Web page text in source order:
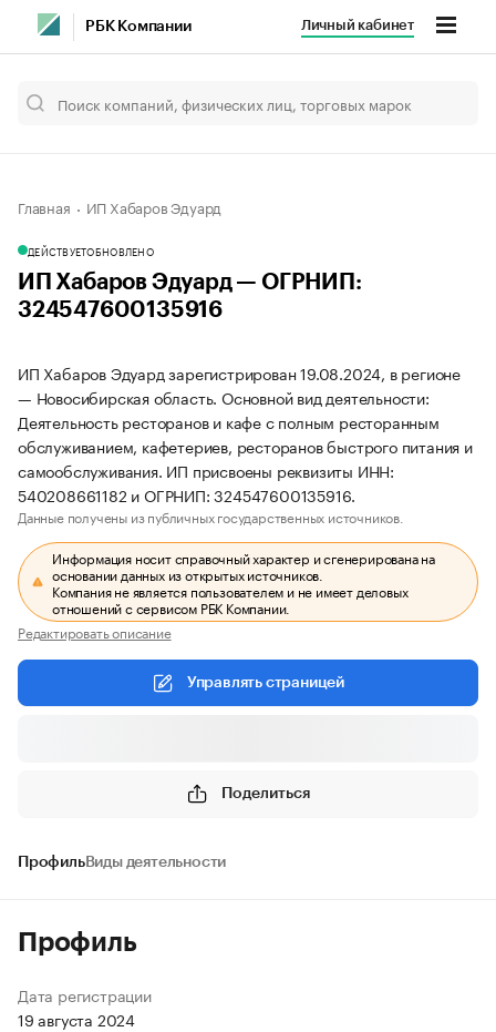
РБК Компании Личный кабинет
Главная ИП Хабаров Эдуард
ДЕЙСТВУЕТОБНОВЛЕНО
ИП Хабаров Эдуард — ОГРНИП:
324547600135916
ИП Хабаров Эдуард зарегистрирован 19.08.2024, в регионе
— Новосибирская область. Основной вид деятельности:
Деятельность ресторанов и кафе с полным ресторанным
обслуживанием, кафетериев, ресторанов быстрого питания и
самообслуживания. ИП присвоены реквизиты ИНН:
540208661182 и ОГРНИП: 324547600135916.
Данные получены из публичных государственных источников.
Информация носит справочный характер и сгенерирована на
основании данных из открытых источников.
Компания не является пользователем и не имеет деловых
отношений с сервисом РБК Компании.
Редактировать описание
Управлять страницей
Поделиться
ПрофильВиды деятельности
Профиль
Дата регистрации
19 августа 2024